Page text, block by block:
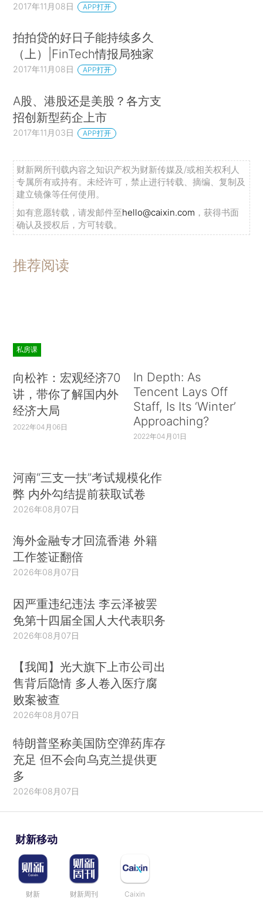
2017年11月08日 APP打开
拍拍贷的好日子能持续多久
（上）|FinTech情报局独家
2017年11月08日 APP打开
A股、港股还是美股？各方支
招创新型药企上市
2017年11月03日 APP打开
财新网所刊载内容之知识产权为财新传媒及/或相关权利人
专属所有或持有。未经许可，禁止进行转载、摘编、复制及
建立镜像等任何使用。
如有意愿转载，请发邮件至hello@caixin.com ，获得书面
确认及授权后，方可转载。
推荐阅读
私房课
向松祚：宏观经济70
讲，带你了解国内外
经济大局
2022年04月06日
In Depth: As
Tencent Lays Off
Staff, Is Its ‘Winter’
Approaching?
2022年04月01日
河南“三支一扶”考试规模化作
弊 内外勾结提前获取试卷
2026年08月07日
海外金融专才回流香港 外籍
工作签证翻倍
2026年08月07日
因严重违纪违法 李云泽被罢
免第十四届全国人大代表职务
2026年08月07日
【我闻】光大旗下上市公司出
售背后隐情 多人卷入医疗腐
败案被查
2026年08月07日
特朗普坚称美国防空弹药库存
充足 但不会向乌克兰提供更
多
2026年08月07日
财新移动
财新 财新周刊 Caixin